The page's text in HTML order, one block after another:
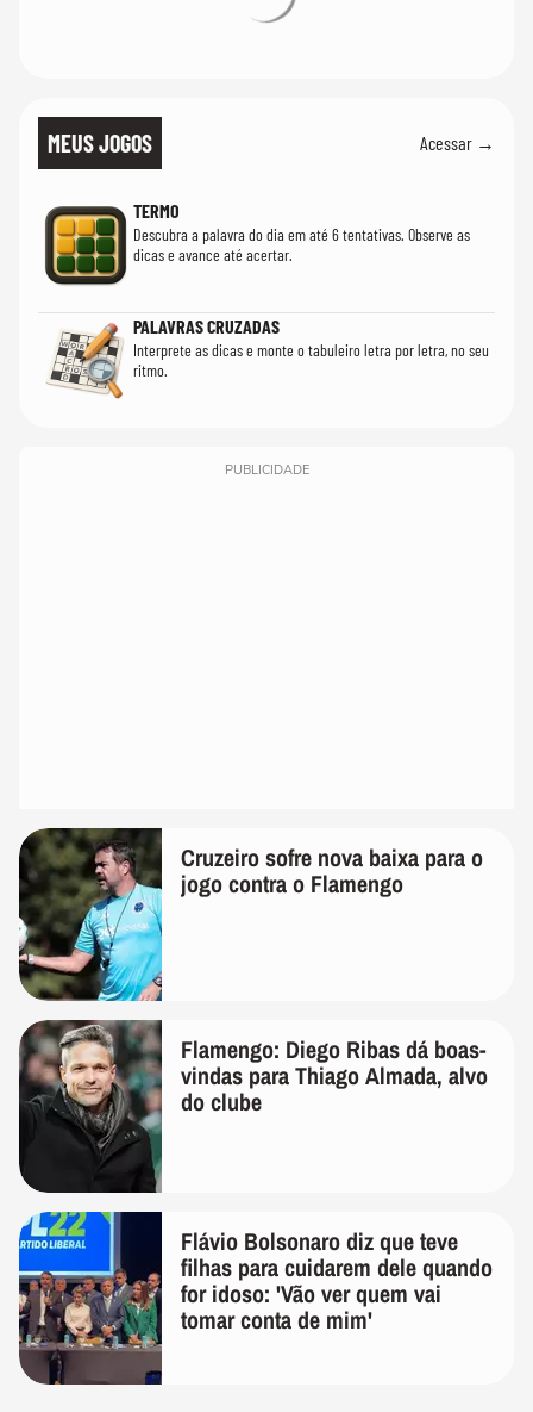
MEUS JOGOS Acessar →
TERMO
Descubra a palavra do dia em até 6 tentativas. Observe as
dicas e avance até acertar.
PALAVRAS CRUZADAS
Interprete as dicas e monte o tabuleiro letra por letra, no seu
ritmo.
PUBLICIDADE
Cruzeiro sofre nova baixa para o
jogo contra o Flamengo
Flamengo: Diego Ribas dá boas-
vindas para Thiago Almada, alvo
do clube
Flávio Bolsonaro diz que teve
filhas para cuidarem dele quando
for idoso: 'Vão ver quem vai
tomar conta de mim'